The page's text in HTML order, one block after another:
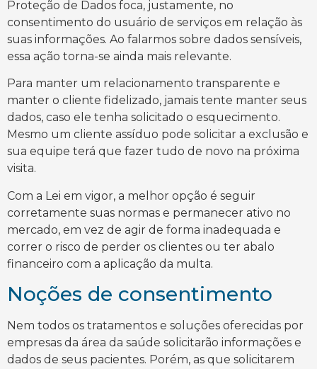
Proteção de Dados foca, justamente, no
consentimento do usuário de serviços em relação às
suas informações. Ao falarmos sobre dados sensíveis,
essa ação torna-se ainda mais relevante.
Para manter um relacionamento transparente e
manter o cliente fidelizado, jamais tente manter seus
dados, caso ele tenha solicitado o esquecimento.
Mesmo um cliente assíduo pode solicitar a exclusão e
sua equipe terá que fazer tudo de novo na próxima
visita.
Com a Lei em vigor, a melhor opção é seguir
corretamente suas normas e permanecer ativo no
mercado, em vez de agir de forma inadequada e
correr o risco de perder os clientes ou ter abalo
financeiro com a aplicação da multa.
Noções de consentimento
Nem todos os tratamentos e soluções oferecidas por
empresas da área da saúde solicitarão informações e
dados de seus pacientes. Porém, as que solicitarem